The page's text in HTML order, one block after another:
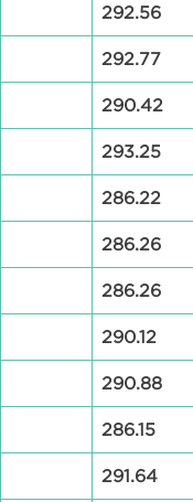
292.56
292.77
290.42
293.25
286.22
286.26
286.26
290.12
290.88
286.15
291.64